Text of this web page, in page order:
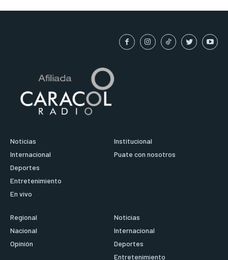
Noticias
Internacional
Deportes
Entretenimiento
En vivo
Institucional
Puate con nosotros
Regional
Nacional
Opinión
Noticias
Internacional
Deportes
Entretenimiento